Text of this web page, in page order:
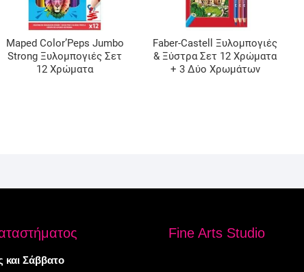
Maped Color’Peps Jumbo
Strong Ξυλομπογιές Σετ
12 Χρώματα
Faber-Castell Ξυλομπογιές
& Ξύστρα Σετ 12 Χρώματα
+ 3 Δύο Χρωμάτων
και Σάββατο
Fine Arts Studio